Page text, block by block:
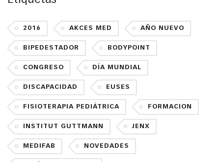
2016 AKCES MED AÑO NUEVO
BIPEDESTADOR BODYPOINT
CONGRESO DÍA MUNDIAL
DISCAPACIDAD EUSES
FISIOTERAPIA PEDIÁTRICA FORMACION
INSTITUT GUTTMANN JENX
MEDIFAB NOVEDADES